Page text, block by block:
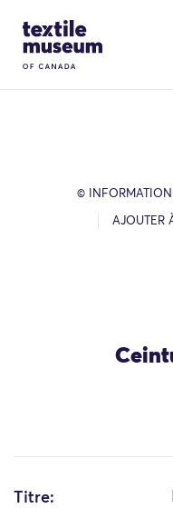
Site Logo
© INFORMATION
AJOUTER
Titre: